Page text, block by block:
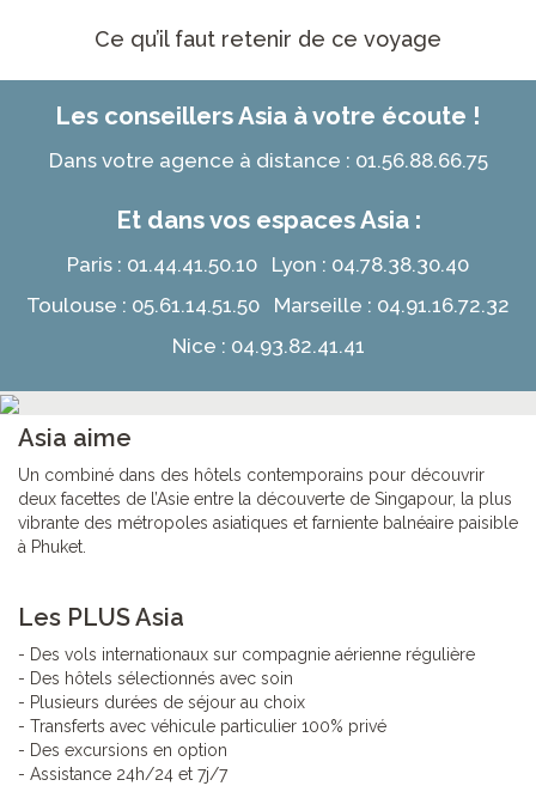
Ce qu’il faut retenir de ce voyage
Les conseillers Asia à votre écoute !
Dans votre agence à distance : 01.56.88.66.75
Et dans vos espaces Asia :
Paris : 01.44.41.50.10 Lyon : 04.78.38.30.40
Toulouse : 05.61.14.51.50 Marseille : 04.91.16.72.32
Nice : 04.93.82.41.41
Asia aime
Un combiné dans des hôtels contemporains pour découvrir
deux facettes de l’Asie entre la découverte de Singapour, la plus
vibrante des métropoles asiatiques et farniente balnéaire paisible
à Phuket.
Les PLUS Asia
- Des vols internationaux sur compagnie aérienne régulière
- Des hôtels sélectionnés avec soin
- Plusieurs durées de séjour au choix
- Transferts avec véhicule particulier 100% privé
- Des excursions en option
- Assistance 24h/24 et 7j/7